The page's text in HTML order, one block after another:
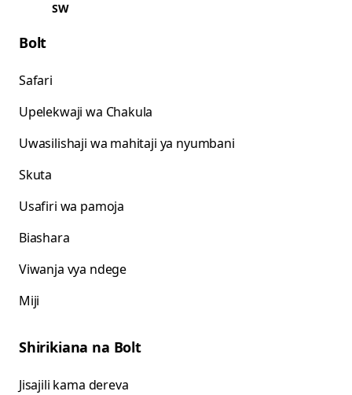
SW
Bolt
Safari
Upelekwaji wa Chakula
Uwasilishaji wa mahitaji ya nyumbani
Skuta
Usafiri wa pamoja
Biashara
Viwanja vya ndege
Miji
Shirikiana na Bolt
Jisajili kama dereva